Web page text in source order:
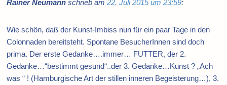
Rainer Neumann schrieb am22. Juli 2015 um 23:59:
Wie schön, daß der Kunst-Imbiss nun für ein paar Tage in den
Colonnaden bereitsteht. Spontane BesucherInnen sind doch
prima. Der erste Gedanke….immer… FUTTER, der 2.
Gedanke…“bestimmt gesund“..der 3. Gedanke…Kunst ? „Ach
was “ ! (Hamburgische Art der stillen inneren Begeisterung…), 3.